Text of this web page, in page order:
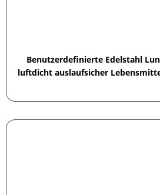
Benutzerdefinierte Edelstahl
luftdicht auslaufsicher